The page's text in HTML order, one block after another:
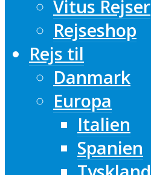
Vitus Rejser
Rejseshop
Rejs til
Danmark
Europa
Italien
Spanien